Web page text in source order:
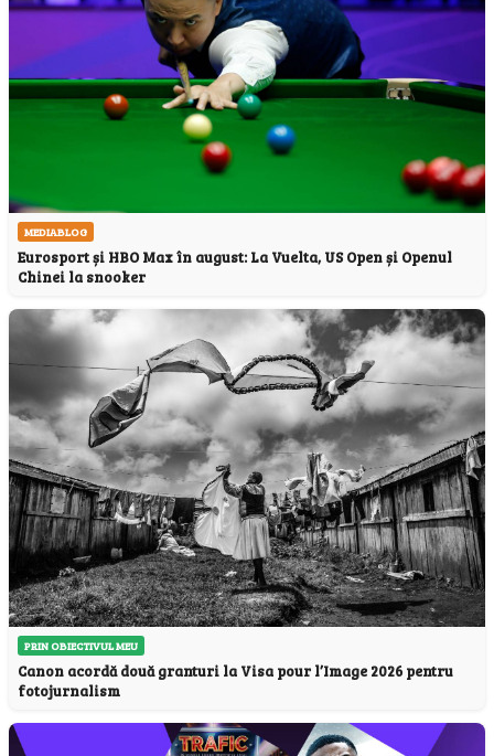
MEDIABLOG
Eurosport și HBO Max în august: La Vuelta, US Open și Openul
Chinei la snooker
PRIN OBIECTIVUL MEU
Canon acordă două granturi la Visa pour l’Image 2026 pentru
fotojurnalism